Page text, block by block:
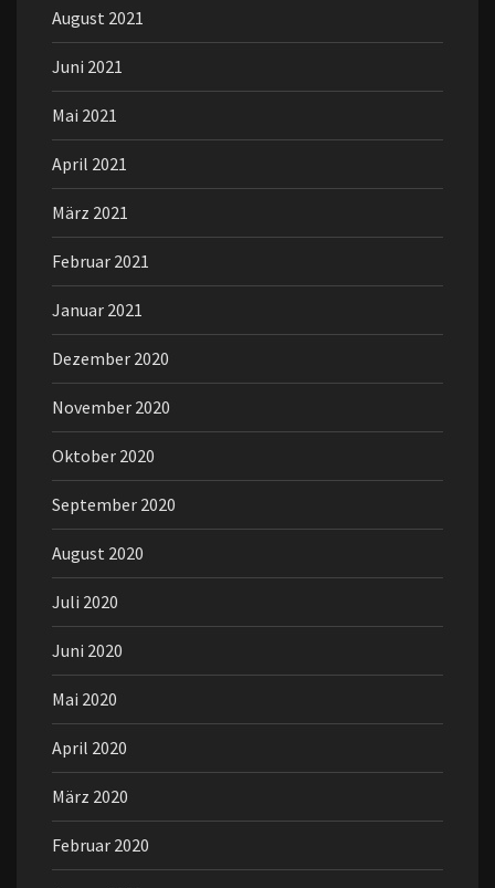
August 2021
Juni 2021
Mai 2021
April 2021
März 2021
Februar 2021
Januar 2021
Dezember 2020
November 2020
Oktober 2020
September 2020
August 2020
Juli 2020
Juni 2020
Mai 2020
April 2020
März 2020
Februar 2020